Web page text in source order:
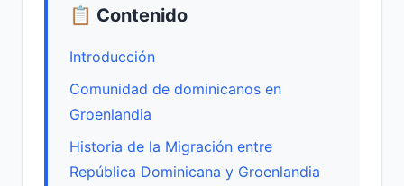
📋 Contenido
Introducción
Comunidad de dominicanos en
Groenlandia
Historia de la Migración entre
República Dominicana y Groenlandia